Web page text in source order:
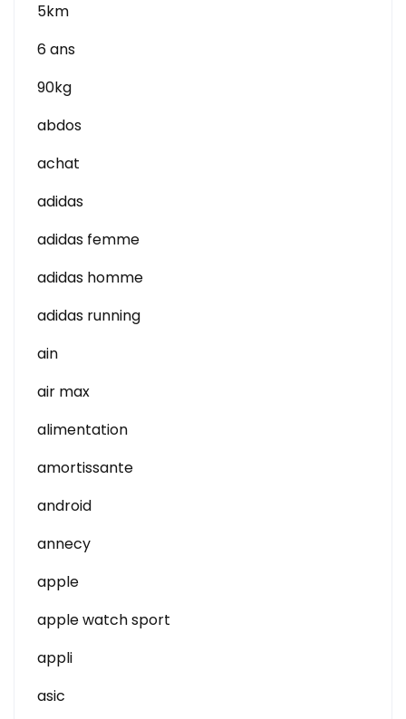
5km
6 ans
90kg
abdos
achat
adidas
adidas femme
adidas homme
adidas running
ain
air max
alimentation
amortissante
android
annecy
apple
apple watch sport
appli
asic